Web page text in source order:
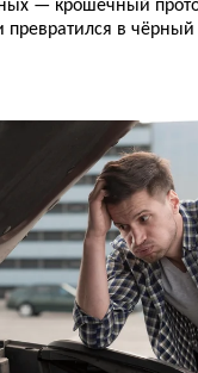
— крошечный
в чёрный